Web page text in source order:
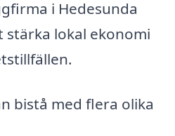
i Hedesunda
lokal ekonomi
bistå med flera olika